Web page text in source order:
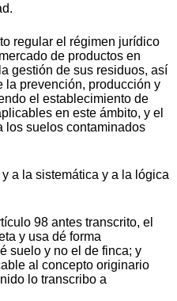
regular el régimen jurídico
de productos en
gestión de sus residuos, así
la prevención, producción y
el establecimiento de
en este ámbito, y el
los suelos contaminados
a la sistemática y a la lógica
98 antes transcrito, el
y usa dé forma
suelo y no el de finca; y
al concepto originario
lo transcribo a